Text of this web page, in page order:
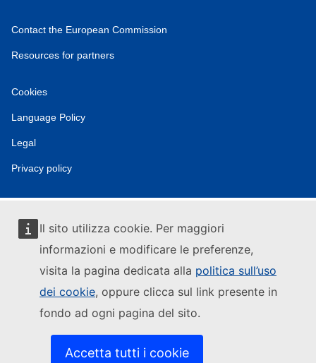
Il sito utilizza cookie. Per maggiori
informazioni e modificare le preferenze,
visita la pagina dedicata alla politica sull’uso
dei cookie, oppure clicca sul link presente in
fondo ad ogni pagina del sito.
Accetta tutti i cookie
Contact the European Commission
Resources for partners
Cookies
Language Policy
Legal
Privacy policy